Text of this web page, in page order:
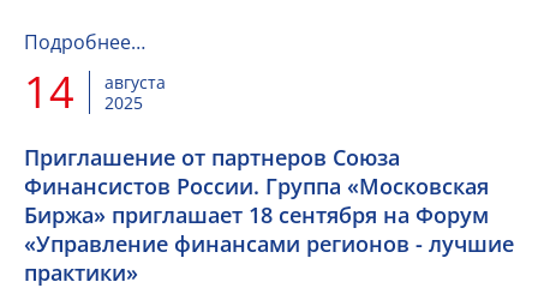
Подробнее…
14
августа
2025
Приглашение от партнеров Союза
Финансистов России. Группа «Московская
Биржа» приглашает 18 сентября на Форум
«Управление финансами регионов - лучшие
практики»